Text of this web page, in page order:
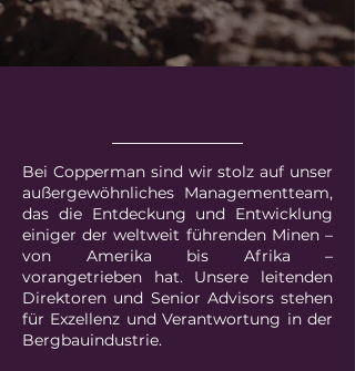
Bei Copperman sind wir stolz auf unser
außergewöhnliches Managementteam,
das die Entdeckung und Entwicklung
einiger der weltweit führenden Minen –
von Amerika bis Afrika –
vorangetrieben hat. Unsere leitenden
Direktoren und Senior Advisors stehen
für Exzellenz und Verantwortung in der
Bergbauindustrie.